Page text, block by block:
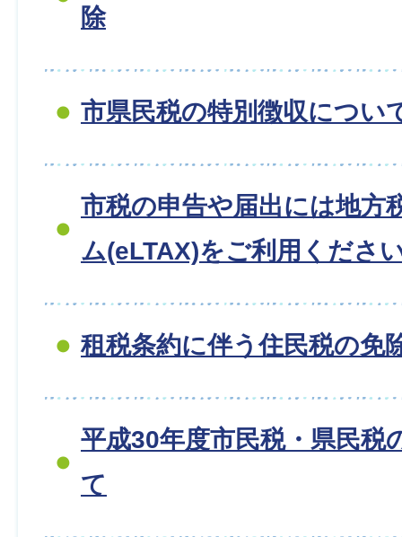
除
市県民税の特別徴収につい
市税の申告や届出には地方
ム(eLTAX)をご利用くださ
租税条約に伴う住民税の免
平成30年度市民税・県民税
て